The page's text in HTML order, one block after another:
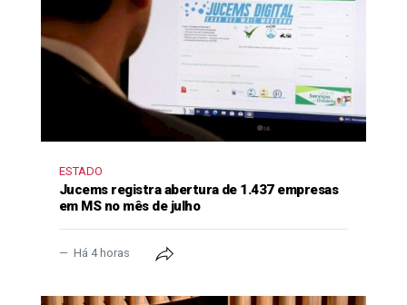
ESTADO
Jucems registra abertura de 1.437 empresas
em MS no mês de julho
Há 4 horas